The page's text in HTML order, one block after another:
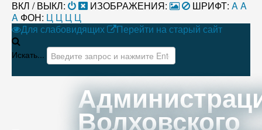
ВКЛ / ВЫКЛ: ИЗОБРАЖЕНИЯ: ШРИФТ: AA
A ФОН: Ц Ц Ц Ц
Для слабовидящих
Перейти на старый сайт
Искать...
Волховского